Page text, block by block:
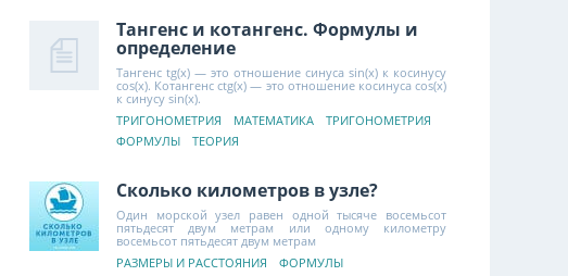
Тангенс и котангенс. Формулы и
определение
Тангенс tg(x) — это отношение синуса sin(x) к косинусу
cos(x). Котангенс ctg(x) — это отношение косинуса cos(x)
к синусу sin(x).
ТРИГОНОМЕТРИЯ
МАТЕМАТИКА
ТРИГОНОМЕТРИЯ
ФОРМУЛЫ
ТЕОРИЯ
Сколько километров в узле?
Один морской узел равен одной тысяче восемьсот
пятьдесят двум метрам или одному километру
восемьсот пятьдесят двум метрам
РАЗМЕРЫ И РАССТОЯНИЯ
ФОРМУЛЫ